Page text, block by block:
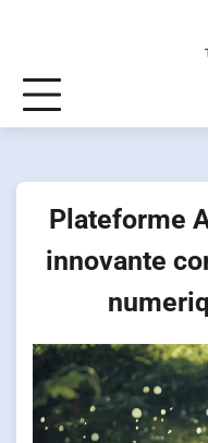
Plateforme
innovante